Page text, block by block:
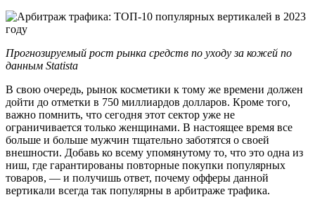
Прогнозируемый рост рынка средств по уходу за кожей по
данным Statista
В свою очередь, рынок косметики к тому же времени должен
дойти до отметки в 750 миллиардов долларов. Кроме того,
важно помнить, что сегодня этот сектор уже не
ограничивается только женщинами. В настоящее время все
больше и больше мужчин тщательно заботятся о своей
внешности. Добавь ко всему упомянутому то, что это одна из
ниш, где гарантированы повторные покупки популярных
товаров, — и получишь ответ, почему офферы данной
вертикали всегда так популярны в арбитраже трафика.